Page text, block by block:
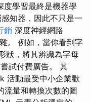
度學習最終是機器學
知器，因此不只是一
銷 深度神經網路
。 例如，當你看到字
狀，將其辨識為字母
試付費廣告。 其
活動最受中小企業歡
量和轉換次數的圖